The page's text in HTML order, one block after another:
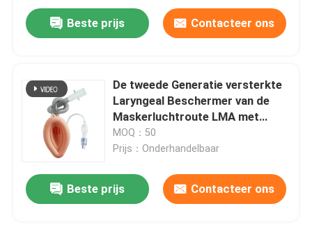
Thuis
Producten
VR-show
Beste prijs Contacteer ons
De tweede Generatie versterkte
Laryngeal Beschermer van de
Maskerluchtroute LMA met
ProefBalloon
MOQ：50
Prijs：Onderhandelbaar
Beste prijs Contacteer ons
Medische van de het Maskerluchtroute LMA van het Rangsilicone Laryngeal de Beschermerluchtroute